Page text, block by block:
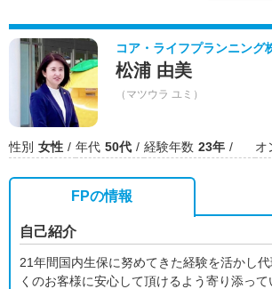
コア・ライフプランニング
松浦 由美
（マツウラ ユミ）
性別 女性 年代 50代 経験年数 23年 オ
FPの情報
自己紹介
21年間国内生保に努めてきた経験を活かし
くのお客様に安心して頂けるよう寄り添って